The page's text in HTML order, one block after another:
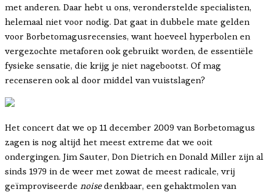
met anderen. Daar hebt u ons, veronderstelde specialisten,
helemaal niet voor nodig. Dat gaat in dubbele mate gelden
voor Borbetomagusrecensies, want hoeveel hyperbolen en
vergezochte metaforen ook gebruikt worden, de essentiële
fysieke sensatie, die krijg je niet nagebootst. Of mag
recenseren ook al door middel van vuistslagen?
Het concert dat we op 11 december 2009 van Borbetomagus
zagen is nog altijd het meest extreme dat we ooit
ondergingen. Jim Sauter, Don Dietrich en Donald Miller zijn al
sinds 1979 in de weer met zowat de meest radicale, vrij
geïmproviseerde noisedenkbaar, een gehaktmolen van